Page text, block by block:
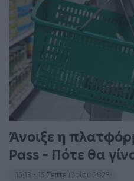
Άνοιξε η
Pass – Πότε θα
15:13 - 15 Σεπτεμβρίου 2023